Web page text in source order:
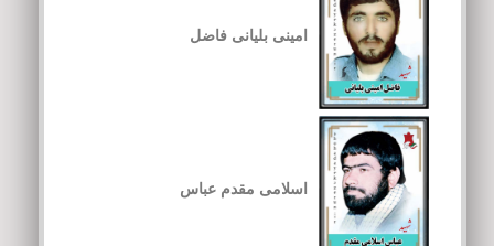
امینی بلیانی فاضل
اسلامی مقدم عباس